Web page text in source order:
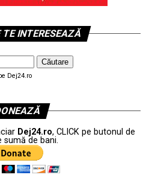
INTERESEAZĂ
Dej24.ro
Dej24.ro, CLICK pe butonul de
de bani.